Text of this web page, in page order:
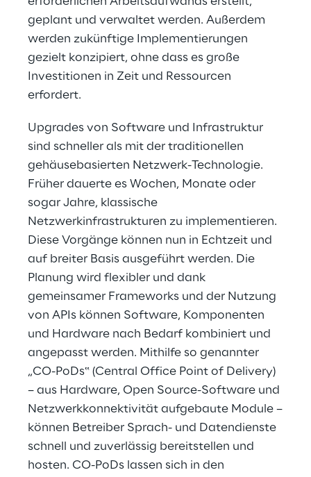
geplant und verwaltet werden. Außerdem
werden zukünftige Implementierungen
gezielt konzipiert, ohne dass es große
Investitionen in Zeit und Ressourcen
erfordert.
Upgrades von Software und Infrastruktur
sind schneller als mit der traditionellen
gehäusebasierten Netzwerk-Technologie.
Früher dauerte es Wochen, Monate oder
sogar Jahre, klassische
Netzwerkinfrastrukturen zu implementieren.
Diese Vorgänge können nun in Echtzeit und
auf breiter Basis ausgeführt werden. Die
Planung wird flexibler und dank
gemeinsamer Frameworks und der Nutzung
von APIs können Software, Komponenten
und Hardware nach Bedarf kombiniert und
angepasst werden. Mithilfe so genannter
„CO-PoDs‟ (Central Office Point of Delivery)
– aus Hardware, Open Source-Software und
Netzwerkkonnektivität aufgebaute Module –
können Betreiber Sprach- und Datendienste
schnell und zuverlässig bereitstellen und
hosten. CO-PoDs lassen sich in den